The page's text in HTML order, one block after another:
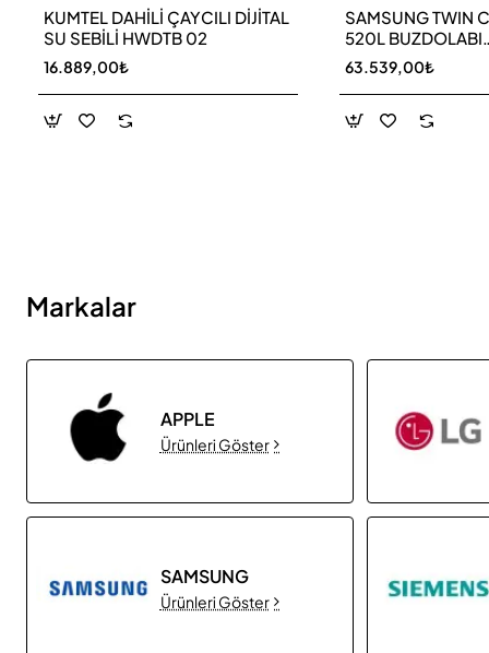
KUMTEL DAHİLİ ÇAYCILI DİJİTAL
SU SEBİLİ HWDTB 02
16.889,00₺
SAMSUNG TWIN
520L BUZDOLABI
RB52DS33ESA TR
63.539,00₺
Markalar
APPLE
Ürünleri Göster
SAMSUNG
Ürünleri Göster